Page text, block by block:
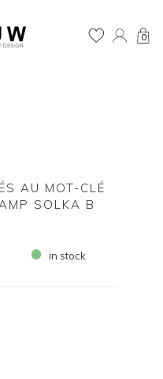
0
AU MOT-CLÉ
SOLKA B
in stock